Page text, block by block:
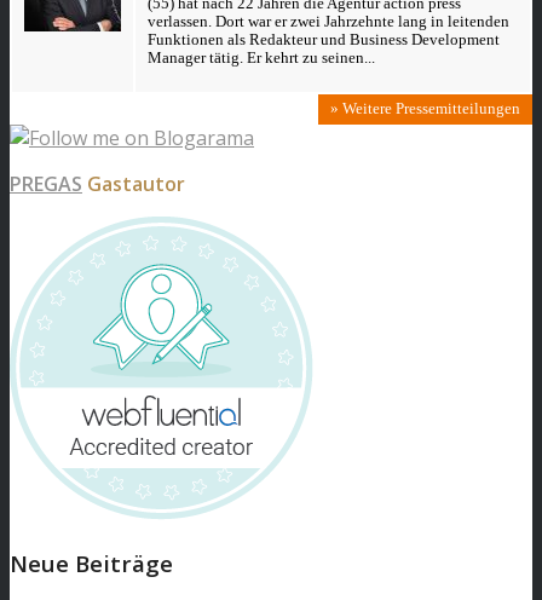
verlassen. Dort war er zwei Jahrzehnte lang in leitenden
Funktionen als Redakteur und Business Development
Manager tätig. Er kehrt zu seinen...
» Weitere Pressemitteilungen
PREGAS Gastautor
Neue Beiträge